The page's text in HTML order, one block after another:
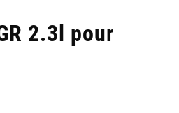
2.3l pour